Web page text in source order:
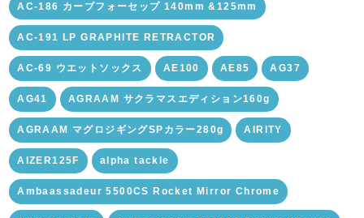
AC-186 カーブフォーセップ 140mm &125mm
AC-191 LP GRAPHITE RETRACTOR
AC-69 ウエットソックス AE100 AE85 AG37
AG41 AGRAAM サクラマスエディション160g
AGRAAM マグロジギングSPカラー280g AIRITY
AIZER125F alpha tackle
Ambaassadeur 5500CS Rocket Mirror Chrome